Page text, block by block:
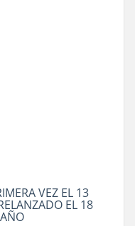
VEZ EL 13
EL 18